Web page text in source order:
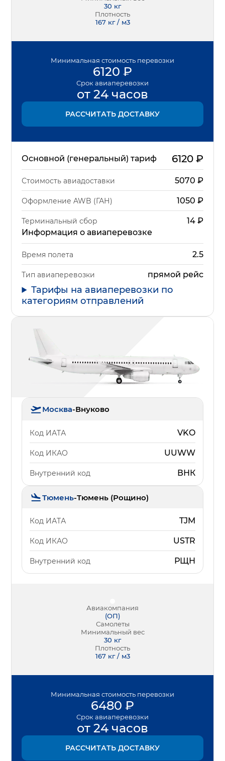
30 кг
Плотность
167 кг / м3
Минимальная стоимость перевозки
6120 ₽
Срок авиаперевозки
от 24 часов
РАССЧИТАТЬ ДОСТАВКУ
Основной (генеральный) тариф 6120₽
Стоимость авиадоставки 5070 ₽
Оформление AWB (ГАН) 1050 ₽
Терминальный сбор 14₽
Информация о авиаперевозке
Время полета 2.5
Тип авиаперевозки прямой рейс
Тарифы на авиаперевозки по
категориям отправлений
Москва-Внуково
Код ИАТА VKO
Код ИКАО UUWW
Внутренний код ВНК
Тюмень-Тюмень (Рощино)
Код ИАТА TJM
Код ИКАО USTR
Внутренний код РЩН
Авиакомпания
(ОП)
Самолеты
Минимальный вес
30 кг
Плотность
167 кг / м3
Минимальная стоимость перевозки
6480 ₽
Срок авиаперевозки
от 24 часов
РАССЧИТАТЬ ДОСТАВКУ